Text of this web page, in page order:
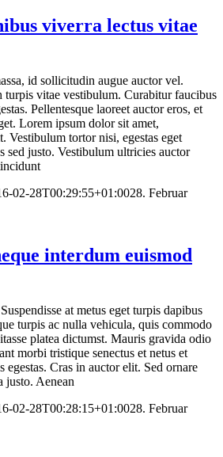
viverra lectus vitae
id sollicitudin augue auctor vel.
turpis vitae vestibulum. Curabitur faucibus
Pellentesque laoreet auctor eros, et
Lorem ipsum dolor sit amet,
Vestibulum tortor nisi, egestas eget
sed justo. Vestibulum ultricies auctor
02-28T00:29:55+01:0028. Februar
interdum euismod
at metus eget turpis dapibus
turpis ac nulla vehicula, quis commodo
platea dictumst. Mauris gravida odio
morbi tristique senectus et netus et
egestas. Cras in auctor elit. Sed ornare
justo. Aenean
02-28T00:28:15+01:0028. Februar